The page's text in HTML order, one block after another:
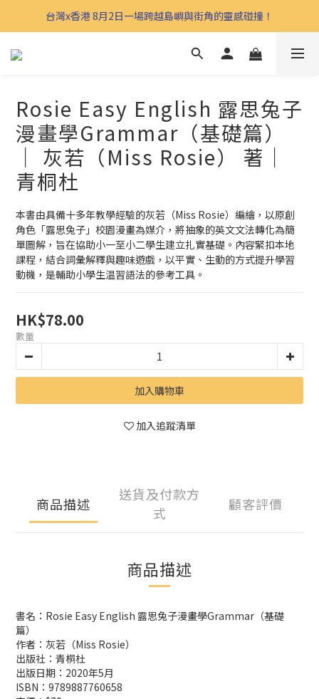
台灣x香港 8月2日一場跨越島嶼與街角的靈感碰撞！
Rosie Easy English 露思兔子
漫畫學Grammar（基礎篇）
｜ 灰若（Miss Rosie） 著｜
青桐杜
本書由具備十多年教學經驗的灰若（Miss Rosie）編繪，以原創
角色「露思兔子」校園漫畫為媒介，將抽象的英文文法轉化為簡
單圖解，旨在協助小一至小二學生建立扎實基礎。內容緊扣本地
課程，結合詞彙解釋與趣味遊戲，以平實、生動的方式提升學習
動機，是輔助小學生温習語法的參考工具。
HK$78.00
數量
加入購物車
加入追蹤清單
商品描述
送貨及付款方
式
顧客評價
商品描述
書名：Rosie Easy English 露思兔子漫畫學Grammar（基礎
篇）
作者：灰若（Miss Rosie）
出版社：青桐杜
出版日期：2020年5月
ISBN：9789887760658